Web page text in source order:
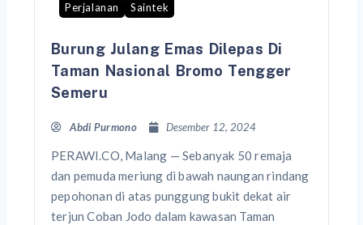
Perjalanan Saintek
Burung Julang Emas Dilepas Di
Taman Nasional Bromo Tengger
Semeru
Abdi Purmono Desember 12, 2024
PERAWI.CO, Malang — Sebanyak 50 remaja
dan pemuda meriung di bawah naungan rindang
pepohonan di atas punggung bukit dekat air
terjun Coban Jodo dalam kawasan Taman